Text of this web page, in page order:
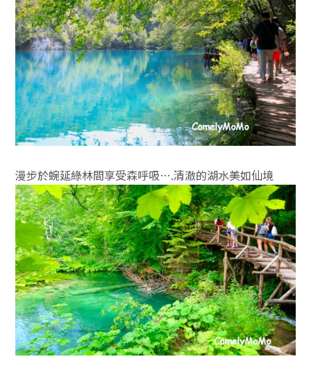
漫步於蜿延綠林間享受森呼吸….清澈的湖水美如仙境